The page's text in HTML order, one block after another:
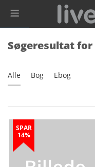
Søgeresultat
Alle Bog Ebog
SPAR
14%